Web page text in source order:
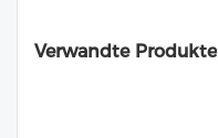
Verwandte Produkte